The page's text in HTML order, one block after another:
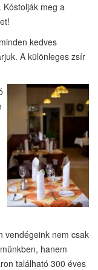
meg a
kedves
A különleges zsír
vendégeink nem csak
hanem
található 300 éves